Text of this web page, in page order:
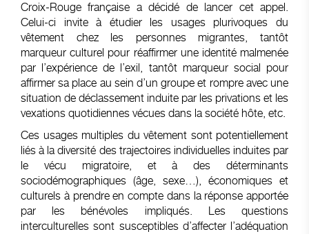
Croix-Rouge française a décidé de lancer cet appel.
Celui-ci invite à étudier les usages plurivoques du
vêtement chez les personnes migrantes, tantôt
marqueur culturel pour réaffirmer une identité malmenée
par l’expérience de l’exil, tantôt marqueur social pour
affirmer sa place au sein d’un groupe et rompre avec une
situation de déclassement induite par les privations et les
vexations quotidiennes vécues dans la société hôte, etc.
Ces usages multiples du vêtement sont potentiellement
liés à la diversité des trajectoires individuelles induites par
le vécu migratoire, et à des déterminants
sociodémographiques (âge, sexe…), économiques et
culturels à prendre en compte dans la réponse apportée
par les bénévoles impliqués. Les questions
interculturelles sont susceptibles d’affecter l’adéquation